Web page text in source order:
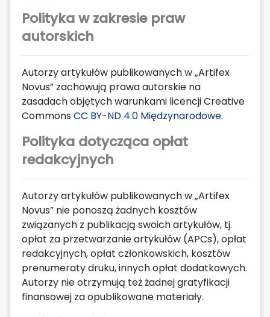
Polityka w zakresie praw
autorskich
Autorzy artykułów publikowanych w „Artifex
Novus” zachowują prawa autorskie na
zasadach objętych warunkami licencji Creative
Commons CC BY-ND 4.0 Międzynarodowe.
Polityka dotycząca opłat
redakcyjnych
Autorzy artykułów publikowanych w „Artifex
Novus” nie ponoszą żadnych kosztów
związanych z publikacją swoich artykułów, tj.
opłat za przetwarzanie artykułów (APCs), opłat
redakcyjnych, opłat członkowskich, kosztów
prenumeraty druku, innych opłat dodatkowych.
Autorzy nie otrzymują też żadnej gratyfikacji
finansowej za opublikowane materiały.